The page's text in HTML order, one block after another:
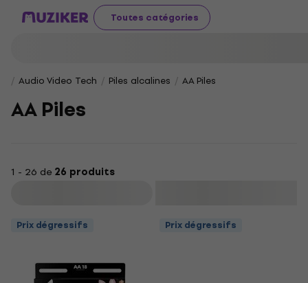
Toutes catégories
Audio Video Tech Piles alcalines AA Piles
AA Piles
1 - 26 de 26 produits
Prix dégressifs Prix dégressifs